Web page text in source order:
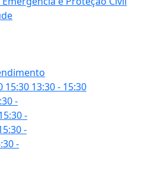
15:30 13:30 - 15:30
-
-
-
-